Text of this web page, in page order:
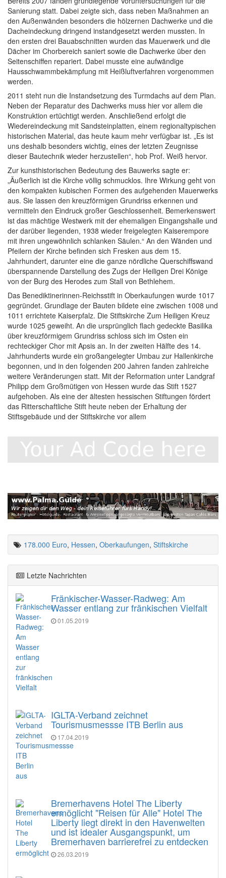
Sanierung statt. Dabei zeigte sich, dass neben Maßnahmen an
den Außenwänden besonders die hölzernen Dachwerke und die
Dacheindeckung dringend instandgesetzt werden mussten. In
den ersten drei Bauabschnitten wurden das Mauerwerk und die
Dächer im Chorbereich saniert sowie die Dachwerke über den
Seitenschiffen repariert. Dabei musste eine aufwändige
Hausschwammbekämpfung mit Heißluftverfahren vorgenommen
werden.
2011 steht nun die Instandsetzung des Turmdachs auf dem Plan.
Neben der Reparatur des Dachwerks muss hier vor allem die
Konstruktion ertüchtigt werden. Anschließend erfolgt die
Wiedereindeckung mit Sandsteinplatten, einem regionaltypischen
historischen Material, das heute kaum mehr verfügbar ist. „Es ist
uns deshalb besonders wichtig, eines der letzten Zeugnisse
dieser Bautechnik wieder herzustellen“, hob Prof. Weiß hervor.
Zur kunsthistorischen Bedeutung des Bauwerks sagte er:
„Äußerlich ist die Kirche völlig schmucklos. Ihre Wirkung geht von
den kompakten kubischen Formen des aufgehenden Mauerwerks
aus. Sie lassen den kreuzförmigen Grundriss erkennen und
vermitteln den Eindruck großer Geschlossenheit. Bemerkenswert
ist das mächtige Westwerk mit der ehemaligen Eingangshalle und
der darüber liegenden, 1938 wieder freigelegten Kaiserempore
mit ihren ungewöhnlich schlanken Säulen.“ An den Wänden und
Pfeilern der Kirche befinden sich Fresken aus dem 15.
Jahrhundert, darunter eine die ganze nördliche Querschiffswand
überspannende Darstellung des Zugs der Heiligen Drei Könige
von der Burg des Herodes zum Stall von Bethlehem.
Das Benediktinerinnen-Reichsstift in Oberkaufungen wurde 1017
gegründet. Grundlage der Bauten bildete eine zwischen 1008 und
1011 errichtete Kaiserpfalz. Die Stiftskirche Zum Heiligen Kreuz
wurde 1025 geweiht. An die ursprünglich flach gedeckte Basilika
über kreuzförmigem Grundriss schloss sich im Osten ein
rechteckiger Chor mit Apsis an. In der zweiten Hälfte des 14.
Jahrhunderts wurde ein großangelegter Umbau zur Hallenkirche
begonnen, und in den folgenden 200 Jahren fanden zahlreiche
weitere Veränderungen statt. Mit der Reformation unter Landgraf
Philipp dem Großmütigen von Hessen wurde das Stift 1527
aufgehoben. Als eine der ältesten hessischen Stiftungen fördert
das Ritterschaftliche Stift heute neben der Erhaltung der
Stiftsgebäude und der Stiftskirche vor allem
178.000 Euro, Hessen, Oberkaufungen, Stiftskirche
Letzte Nachrichten
Fränkischer-Wasser-Radweg: Am
Wasser entlang zur fränkischen Vielfalt
01.05.2019
IGLTA-Verband zeichnet
Tourismusmessse ITB Berlin aus
17.04.2019
Bremerhavens Hotel The Liberty
ermöglicht "Reisen für Alle" Hotel The
Liberty liegt direkt in den Havenwelten
und ist idealer Ausgangspunkt, um
Bremerhaven barrierefrei zu entdecken
26.03.2019